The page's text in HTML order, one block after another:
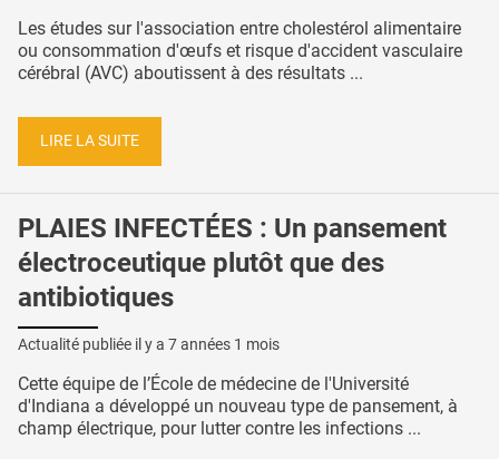
Les études sur l'association entre cholestérol alimentaire
ou consommation d'œufs et risque d'accident vasculaire
cérébral (AVC) aboutissent à des résultats ...
LIRE LA SUITE
PLAIES INFECTÉES : Un pansement
électroceutique plutôt que des
antibiotiques
Actualité publiée il y a 7 années 1 mois
Cette équipe de l’École de médecine de l'Université
d'Indiana a développé un nouveau type de pansement, à
champ électrique, pour lutter contre les infections ...